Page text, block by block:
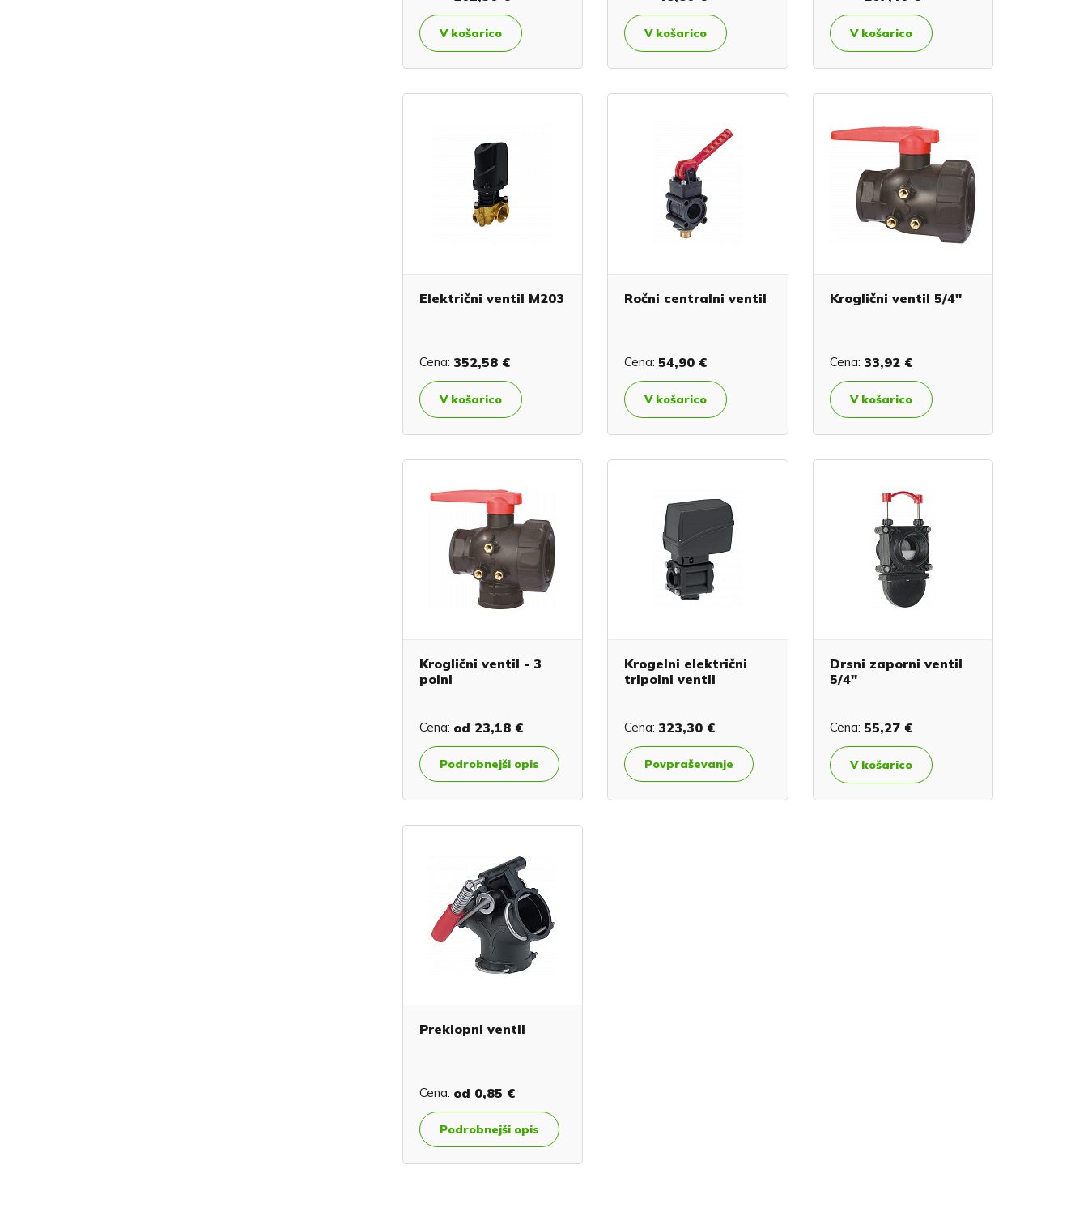
V košarico V košarico V košarico
Električni ventil M203
Cena: 352,58 €
V košarico
Ročni centralni ventil
Cena: 54,90 €
V košarico
Kroglični ventil 5/4"
Cena: 33,92 €
V košarico
Kroglični ventil - 3
polni
Cena: od 23,18 €
Podrobnejši opis
Krogelni električni
tripolni ventil
Cena: 323,30 €
Povpraševanje
Drsni zaporni ventil
5/4"
Cena: 55,27 €
V košarico
Preklopni ventil
Cena: od 0,85 €
Podrobnejši opis